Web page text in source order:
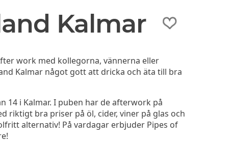
Kalmar
work med kollegorna, vännerna eller
Kalmar något gott att dricka och äta till bra
14 i Kalmar. I puben har de afterwork på
riktigt bra priser på öl, cider, viner på glas och
alternativ! På vardagar erbjuder Pipes of